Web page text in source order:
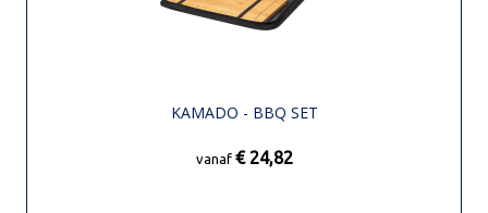
KAMADO - BBQ SET
vanaf € 24,82